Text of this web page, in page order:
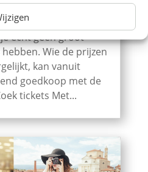
België? Of spontaan
er een weekend van
echt geen groot
Wie de prijzen
kan vanuit
goedkoop met de
tickets Met...